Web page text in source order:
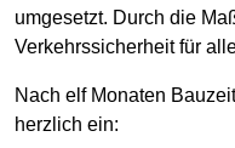
umgesetzt. Durch die
Verkehrssicherheit für
Nach elf Monaten
herzlich ein: